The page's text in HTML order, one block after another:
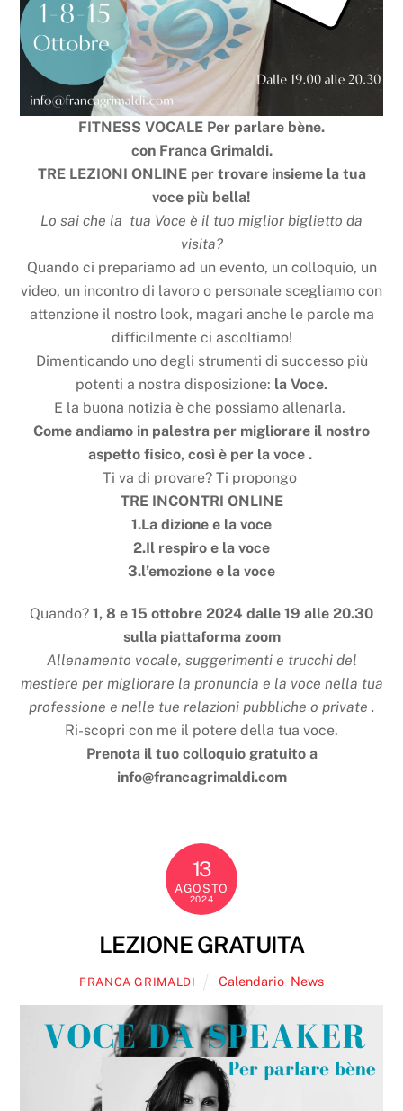
FITNESS VOCALE Per parlare bène.
con Franca Grimaldi.
TRE LEZIONI ONLINE per trovare insieme la tua
voce più bella!
Lo sai che la tua Voce è il tuo miglior biglietto da
visita?
Quando ci prepariamo ad un evento, un colloquio, un
video, un incontro di lavoro o personale scegliamo con
attenzione il nostro look, magari anche le parole ma
difficilmente ci ascoltiamo!
Dimenticando uno degli strumenti di successo più
potenti a nostra disposizione: la Voce.
E la buona notizia è che possiamo allenarla.
Come andiamo in palestra per migliorare il nostro
aspetto fisico, così è per la voce .
Ti va di provare? Ti propongo
TRE INCONTRI ONLINE
1.La dizione e la voce
2.Il respiro e la voce
3.l’emozione e la voce
Quando? 1, 8 e 15 ottobre 2024 dalle 19 alle 20.30
sulla piattaforma zoom
Allenamento vocale, suggerimenti e trucchi del
mestiere per migliorare la pronuncia e la voce nella tua
professione e nelle tue relazioni pubbliche o private .
Ri-scopri con me il potere della tua voce.
Prenota il tuo colloquio gratuito a
info@francagrimaldi.com
13
AGOSTO
2024
LEZIONE GRATUITA
FRANCA GRIMALDI Calendario News